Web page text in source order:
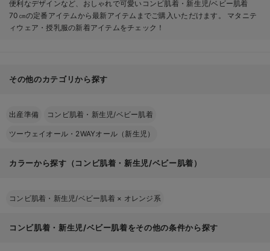
便利なデザインなど、おしゃれで可愛いコンビ肌着・新生児/ベビー肌着
70㎝の定番アイテムから最新アイテムまでご購入いただけます。 マタニテ
ィウェア・授乳服の新着アイテムをチェック！
その他のカテゴリから探す
出産準備 コンビ肌着・新生児/ベビー肌着
ツーウェイオール・2WAYオール（新生児）
カラーから探す（コンビ肌着・新生児/ベビー肌着）
コンビ肌着・新生児/ベビー肌着 × オレンジ系
コンビ肌着・新生児/ベビー肌着をその他の条件から探す